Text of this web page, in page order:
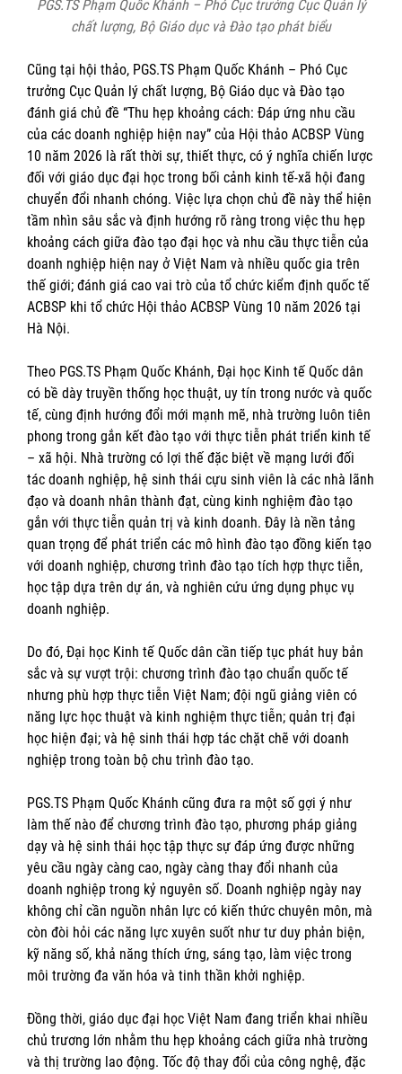
PGS.TS Phạm Quốc Khánh – Phó Cục trưởng Cục Quản lý
chất lượng, Bộ Giáo dục và Đào tạo phát biểu
Cũng tại hội thảo, PGS.TS Phạm Quốc Khánh – Phó Cục
trưởng Cục Quản lý chất lượng, Bộ Giáo dục và Đào tạo
đánh giá chủ đề “Thu hẹp khoảng cách: Đáp ứng nhu cầu
của các doanh nghiệp hiện nay” của Hội thảo ACBSP Vùng
10 năm 2026 là rất thời sự, thiết thực, có ý nghĩa chiến lược
đối với giáo dục đại học trong bối cảnh kinh tế-xã hội đang
chuyển đổi nhanh chóng. Việc lựa chọn chủ đề này thể hiện
tầm nhìn sâu sắc và định hướng rõ ràng trong việc thu hẹp
khoảng cách giữa đào tạo đại học và nhu cầu thực tiễn của
doanh nghiệp hiện nay ở Việt Nam và nhiều quốc gia trên
thế giới; đánh giá cao vai trò của tổ chức kiểm định quốc tế
ACBSP khi tổ chức Hội thảo ACBSP Vùng 10 năm 2026 tại
Hà Nội.
Theo PGS.TS Phạm Quốc Khánh, Đại học Kinh tế Quốc dân
có bề dày truyền thống học thuật, uy tín trong nước và quốc
tế, cùng định hướng đổi mới mạnh mẽ, nhà trường luôn tiên
phong trong gắn kết đào tạo với thực tiễn phát triển kinh tế
– xã hội. Nhà trường có lợi thế đặc biệt về mạng lưới đối
tác doanh nghiệp, hệ sinh thái cựu sinh viên là các nhà lãnh
đạo và doanh nhân thành đạt, cùng kinh nghiệm đào tạo
gắn với thực tiễn quản trị và kinh doanh. Đây là nền tảng
quan trọng để phát triển các mô hình đào tạo đồng kiến tạo
với doanh nghiệp, chương trình đào tạo tích hợp thực tiễn,
học tập dựa trên dự án, và nghiên cứu ứng dụng phục vụ
doanh nghiệp.
Do đó, Đại học Kinh tế Quốc dân cần tiếp tục phát huy bản
sắc và sự vượt trội: chương trình đào tạo chuẩn quốc tế
nhưng phù hợp thực tiễn Việt Nam; đội ngũ giảng viên có
năng lực học thuật và kinh nghiệm thực tiễn; quản trị đại
học hiện đại; và hệ sinh thái hợp tác chặt chẽ với doanh
nghiệp trong toàn bộ chu trình đào tạo.
PGS.TS Phạm Quốc Khánh cũng đưa ra một số gợi ý như
làm thế nào để chương trình đào tạo, phương pháp giảng
dạy và hệ sinh thái học tập thực sự đáp ứng được những
yêu cầu ngày càng cao, ngày càng thay đổi nhanh của
doanh nghiệp trong kỷ nguyên số. Doanh nghiệp ngày nay
không chỉ cần nguồn nhân lực có kiến thức chuyên môn, mà
còn đòi hỏi các năng lực xuyên suốt như tư duy phản biện,
kỹ năng số, khả năng thích ứng, sáng tạo, làm việc trong
môi trường đa văn hóa và tinh thần khởi nghiệp.
Đồng thời, giáo dục đại học Việt Nam đang triển khai nhiều
chủ trương lớn nhằm thu hẹp khoảng cách giữa nhà trường
và thị trường lao động. Tốc độ thay đổi của công nghệ, đặc